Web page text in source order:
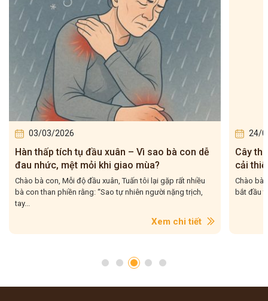
03/03/2026
Hàn thấp tích tụ đầu xuân – Vì sao bà con dễ
đau nhức, mệt mỏi khi giao mùa?
Chào bà con, Mỗi độ đầu xuân, Tuấn tôi lại gặp rất nhiều
bà con than phiền rằng: “Sao tự nhiên người nặng trịch,
tay...
Xem chi tiết
24/
Cây
cải
Chào bà
bắt đầu